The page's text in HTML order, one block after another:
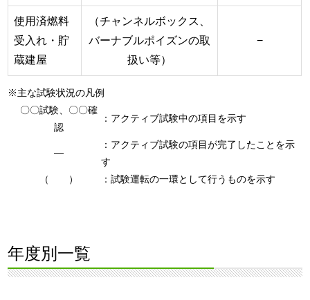
使用済燃料
受入れ・貯
蔵建屋
（チャンネルボックス、
バーナブルポイズンの取
扱い等）
−
※主な試験状況の凡例
〇〇試験、〇〇確
認
：アクティブ試験中の項目を示す
―
：アクティブ試験の項目が完了したことを示
す
（ ）
：試験運転の一環として行うものを示す
年度別一覧